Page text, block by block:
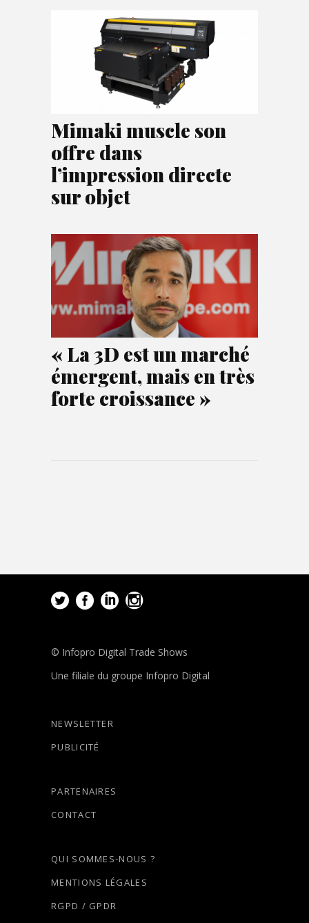
Mimaki muscle son
offre dans
l’impression directe
sur objet
« La 3D est un marché
émergent, mais en très
forte croissance »
© Infopro Digital Trade Shows
Une filiale du groupe Infopro Digital
NEWSLETTER
PUBLICITÉ
PARTENAIRES
CONTACT
QUI SOMMES-NOUS ?
MENTIONS LÉGALES
RGPD / GPDR